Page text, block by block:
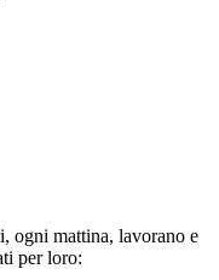
ogni mattina, lavorano e
per loro: